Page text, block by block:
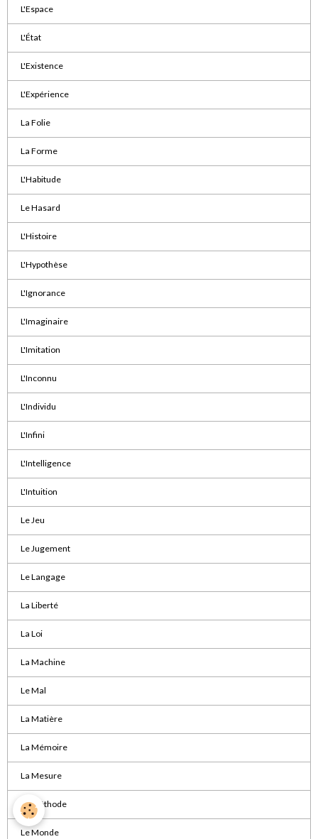
L'Espace
L'État
L'Existence
L'Expérience
La Folie
La Forme
L'Habitude
Le Hasard
L'Histoire
L'Hypothèse
L'Ignorance
L'Imaginaire
L'Imitation
L'Inconnu
L'Individu
L'Infini
L'Intelligence
L'Intuition
Le Jeu
Le Jugement
Le Langage
La Liberté
La Loi
La Machine
Le Mal
La Matière
La Mémoire
La Mesure
La Méthode
Le Monde